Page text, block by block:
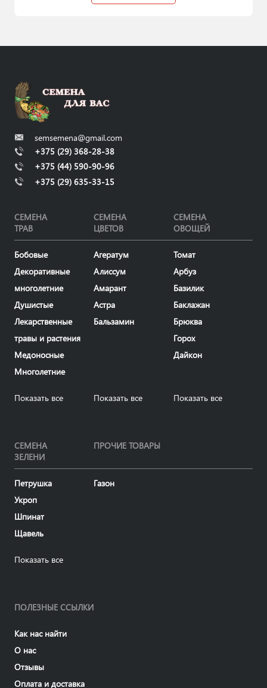
semsemena@gmail.com
+375 (29) 368-28-38
+375 (44) 590-90-96
+375 (29) 635-33-15
СЕМЕНА
ТРАВ
СЕМЕНА
ЦВЕТОВ
СЕМЕНА
ОВОЩЕЙ
Бобовые
Декоративные
многолетние
Душистые
Лекарственные
травы и растения
Медоносные
Многолетние
Показать все
Агератум
Алиссум
Амарант
Астра
Бальзамин
Показать все
Томат
Арбуз
Базилик
Баклажан
Брюква
Горох
Дайкон
Показать все
СЕМЕНА
ЗЕЛЕНИ
ПРОЧИЕ ТОВАРЫ
Петрушка
Укроп
Шпинат
Щавель
Показать все
Газон
ПОЛЕЗНЫЕ ССЫЛКИ
Как нас найти
О нас
Отзывы
Оплата и доставка